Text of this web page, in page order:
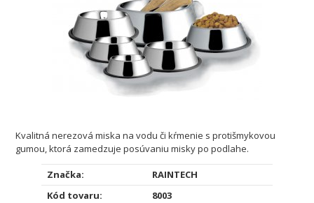
Kvalitná nerezová miska na vodu či kŕmenie s protišmykovou
gumou, ktorá zamedzuje posúvaniu misky po podlahe.
Značka:
RAINTECH
Kód tovaru:
8003